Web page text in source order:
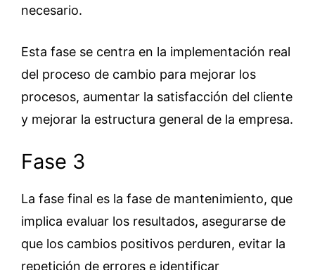
necesario.
Esta fase se centra en la implementación real
del proceso de cambio para mejorar los
procesos, aumentar la satisfacción del cliente
y mejorar la estructura general de la empresa.
Fase 3
La fase final es la fase de mantenimiento, que
implica evaluar los resultados, asegurarse de
que los cambios positivos perduren, evitar la
repetición de errores e identificar